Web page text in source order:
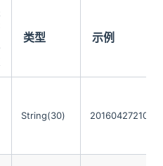
类型 示例
String(30)